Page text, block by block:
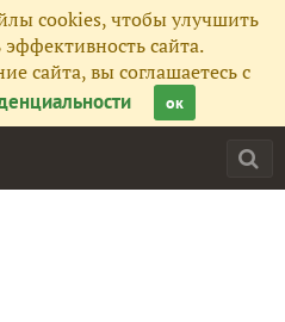
cookies, чтобы улучшить
сайта.
сайта, вы соглашаетесь с
ок